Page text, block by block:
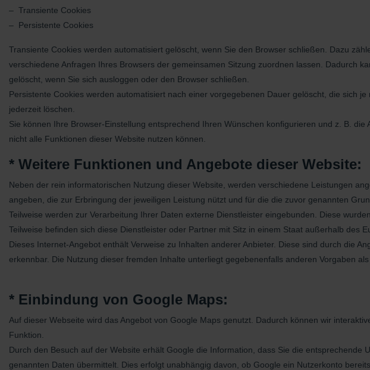
– Transiente Cookies
– Persistente Cookies
Transiente Cookies werden automatisiert gelöscht, wenn Sie den Browser schließen. Dazu
verschiedene Anfragen Ihres Browsers der gemeinsamen Sitzung zuordnen lassen. Dadurch
gelöscht, wenn Sie sich ausloggen oder den Browser schließen.
Persistente Cookies werden automatisiert nach einer vorgegebenen Dauer gelöscht, die sich
jederzeit löschen.
Sie können Ihre Browser-Einstellung entsprechend Ihren Wünschen konﬁgurieren und z. B.
nicht alle Funktionen dieser Website nutzen können.
* Weitere Funktionen und Angebote dieser Website:
Neben der rein informatorischen Nutzung dieser Website, werden verschiedene Leistungen
angeben, die zur Erbringung der jeweiligen Leistung nützt und für die die zuvor genannten
Teilweise werden zur Verarbeitung Ihrer Daten externe Dienstleister eingebunden. Diese
Teilweise befinden sich diese Dienstleister oder Partner mit Sitz in einem Staat außerhalb des
Dieses Internet-Angebot enthält Verweise zu Inhalten anderer Anbieter. Diese sind durch die
erkennbar. Die Nutzung dieser fremden Inhalte unterliegt gegebenenfalls anderen Vorgaben
* Einbindung von Google Maps:
Auf dieser Webseite wird das Angebot von Google Maps genutzt. Dadurch können wir
Funktion.
Durch den Besuch auf der Website erhält Google die Information, dass Sie die
genannten Daten übermittelt. Dies erfolgt unabhängig davon, ob Google ein Nutzerkonto